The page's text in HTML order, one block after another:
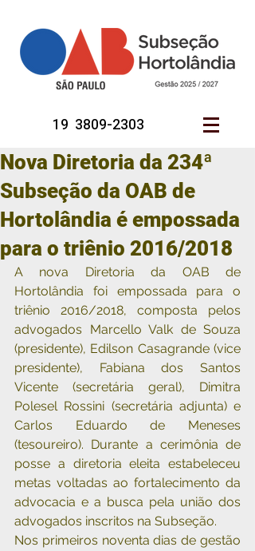
19 3809-2303
Nova Diretoria da 234ª
Subseção da OAB de
Hortolândia é empossada
para o triênio 2016/2018
A nova Diretoria da OAB de
Hortolândia foi empossada para o
triênio 2016/2018, composta pelos
advogados Marcello Valk de Souza
(presidente), Edilson Casagrande (vice
presidente), Fabiana dos Santos
Vicente (secretária geral), Dimitra
Polesel Rossini (secretária adjunta) e
Carlos Eduardo de Meneses
(tesoureiro). Durante a cerimônia de
posse a diretoria eleita estabeleceu
metas voltadas ao fortalecimento da
advocacia e a busca pela união dos
advogados inscritos na Subseção.
Nos primeiros noventa dias de gestão